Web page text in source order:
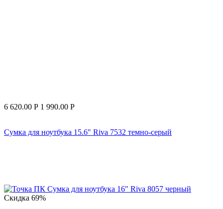
6 620.00 Р 1 990.00 Р
Сумка для ноутбука 15.6" Riva 7532 темно-серый
Скидка 69%